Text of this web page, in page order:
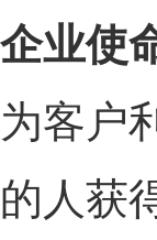
企业使
为客户
的人获